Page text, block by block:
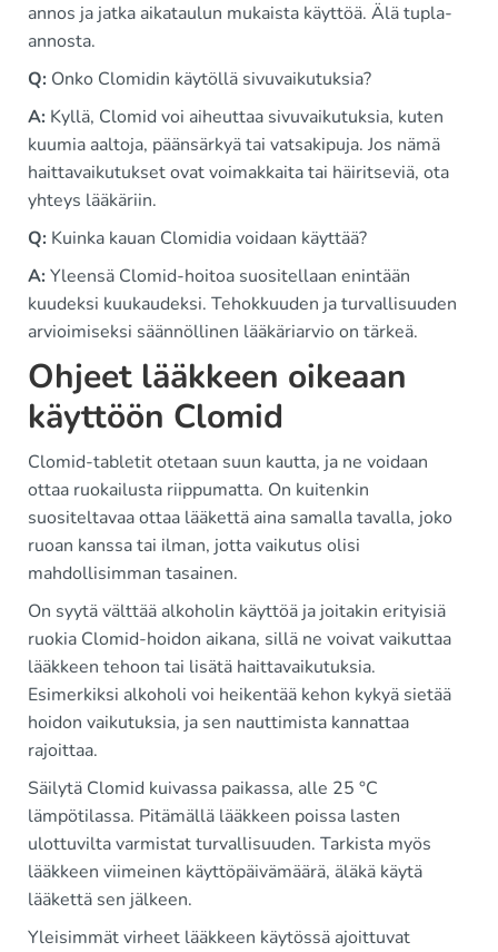
annos ja jatka aikataulun mukaista käyttöä. Älä tupla-
annosta.
Q: Onko Clomidin käytöllä sivuvaikutuksia?
A: Kyllä, Clomid voi aiheuttaa sivuvaikutuksia, kuten
kuumia aaltoja, päänsärkyä tai vatsakipuja. Jos nämä
haittavaikutukset ovat voimakkaita tai häiritseviä, ota
yhteys lääkäriin.
Q: Kuinka kauan Clomidia voidaan käyttää?
A:Yleensä Clomid-hoitoa suositellaan enintään
kuudeksi kuukaudeksi. Tehokkuuden ja turvallisuuden
arvioimiseksi säännöllinen lääkäriarvio on tärkeä.
Ohjeet lääkkeen oikeaan
käyttöön Clomid
Clomid-tabletit otetaan suun kautta, ja ne voidaan
ottaa ruokailusta riippumatta. On kuitenkin
suositeltavaa ottaa lääkettä aina samalla tavalla, joko
ruoan kanssa tai ilman, jotta vaikutus olisi
mahdollisimman tasainen.
On syytä välttää alkoholin käyttöä ja joitakin erityisiä
ruokia Clomid-hoidon aikana, sillä ne voivat vaikuttaa
lääkkeen tehoon tai lisätä haittavaikutuksia.
Esimerkiksi alkoholi voi heikentää kehon kykyä sietää
hoidon vaikutuksia, ja sen nauttimista kannattaa
rajoittaa.
Säilytä Clomid kuivassa paikassa, alle 25 °C
lämpötilassa. Pitämällä lääkkeen poissa lasten
ulottuvilta varmistat turvallisuuden. Tarkista myös
lääkkeen viimeinen käyttöpäivämäärä, äläkä käytä
lääkettä sen jälkeen.
Yleisimmät virheet lääkkeen käytössä ajoittuvat